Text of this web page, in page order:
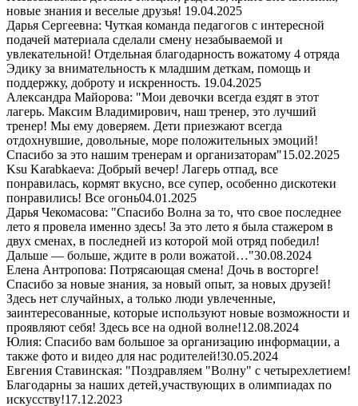
новые знания и веселые друзья! 19.04.2025
Дарья Сергеевна: Чуткая команда педагогов с интересной
подачей материала сделали смену незабываемой и
увлекательной! Отдельная благодарность вожатому 4 отряда
Эдику за внимательность к младшим деткам, помощь и
поддержку, доброту и искренность. 19.04.2025
Александра Майорова: "Мои девочки всегда ездят в этот
лагерь. Максим Владимирович, наш тренер, это лучший
тренер! Мы ему доверяем. Дети приезжают всегда
отдохнувшие, довольные, море положительных эмоций!
Спасибо за это нашим тренерам и организаторам"15.02.2025
Ksu Karabkaeva: Добрый вечер! Лагерь отпад, все
понравилась, кормят вкусно, все супер, особенно дискотеки
понравились! Все огонь04.01.2025
Дарья Чекомасова: "Спасибо Волна за то, что свое последнее
лето я провела именно здесь! За это лето я была стажером в
двух сменах, в последней из которой мой отряд победил!
Дальше — больше, ждите в роли вожатой…"30.08.2024
Елена Антропова: Потрясающая смена! Дочь в восторге!
Спасибо за новые знания, за новый опыт, за новых друзей!
Здесь нет случайных, а только люди увлеченные,
заинтересованные, которые используют новые возможности и
проявляют себя! Здесь все на одной волне!12.08.2024
Юлия: Спасибо вам большое за организацию информации, а
также фото и видео для нас родителей!30.05.2024
Евгения Ставинская: "Поздравляем "Волну" с четырехлетием!
Благодарны за наших детей,участвующих в олимпиадах по
искусству!17.12.2023